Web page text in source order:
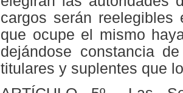
cargos serán
que ocupe el mismo
dejándose constancia
titulares y suplentes que